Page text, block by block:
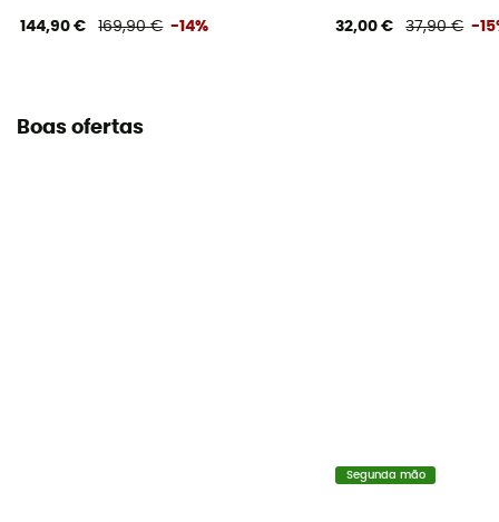
144,90 € 169,90 € -14% 32,00 € 37,90 € -
Boas ofertas
Segunda mão